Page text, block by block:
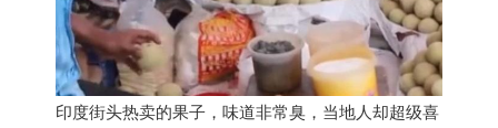
印度街头热卖的果子，味道非常臭，当地人却超级喜